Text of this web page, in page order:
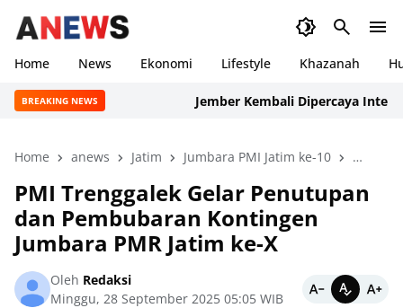
Home News Ekonomi Lifestyle Khazanah
BREAKING NEWS Jember Kembali Dipercaya
Home anews Jatim Jumbara PMI Jatim ke-10 News
PMI Trenggalek Gelar Penutupan
dan Pembubaran Kontingen
Jumbara PMR Jatim ke-X
Oleh Redaksi
Minggu, 28 September 2025 05:05 WIB